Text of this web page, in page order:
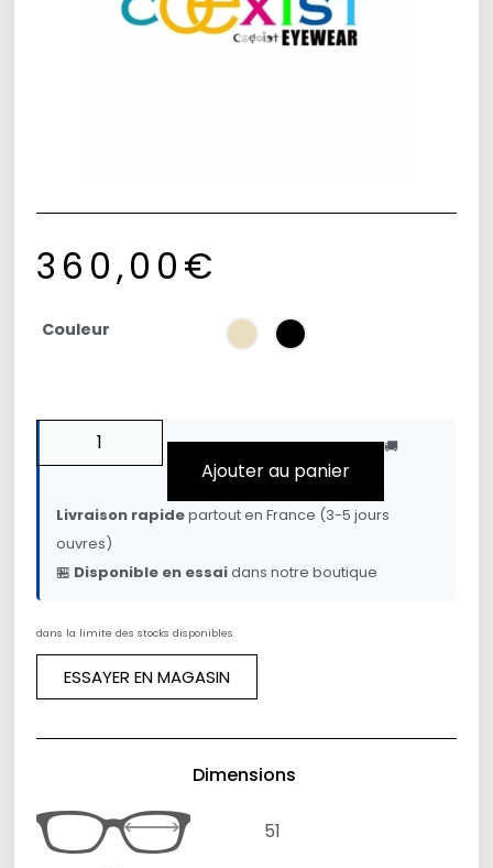
360,00€
Couleur
Ajouter au panier
🚚
Livraison rapidepartout en France (3-5 jours
ouvres)
🏪 Disponible en essaidans notre boutique
dans la limite des stocks disponibles.
ESSAYER EN MAGASIN
Dimensions
51